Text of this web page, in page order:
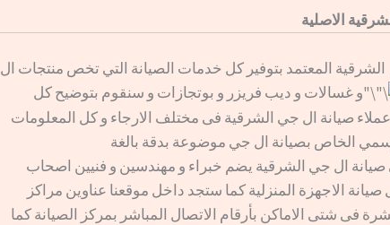
الاصلية
المعتمد بتوفير كل خدمات الصيانة التي تخص منتجات ال
و غسالات و ديب فريزر و بوتجازات و سنقوم بتوضيح كل
عملاء صيانة ال جي الشرقية فى مختلف الارجاء و كل المعلومات
الخاص بصيانة ال جي موضوعة بدقة بالغة
ال جي الشرقية يضم خبراء و مهندسين و فنيين اصحاب
الاجهزة المنزلية كما ستجد داخل موقعنا عناوين مراكز
فى شتى الاماكن بأرقام الاتصال المباشر بمركز الصيانة كما